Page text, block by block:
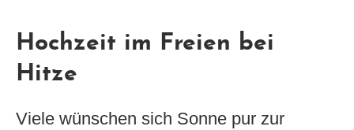
Hochzeit im Freien bei
Hitze
Viele wünschen sich Sonne pur zur